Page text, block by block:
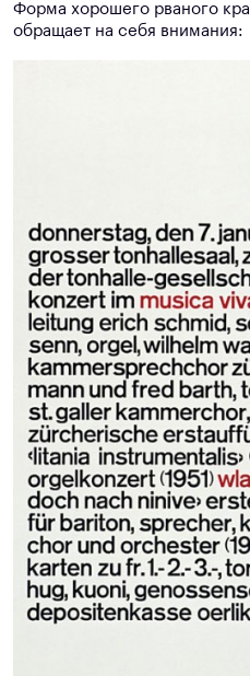
Форма хорошего рваного
обращает на себя внимания: